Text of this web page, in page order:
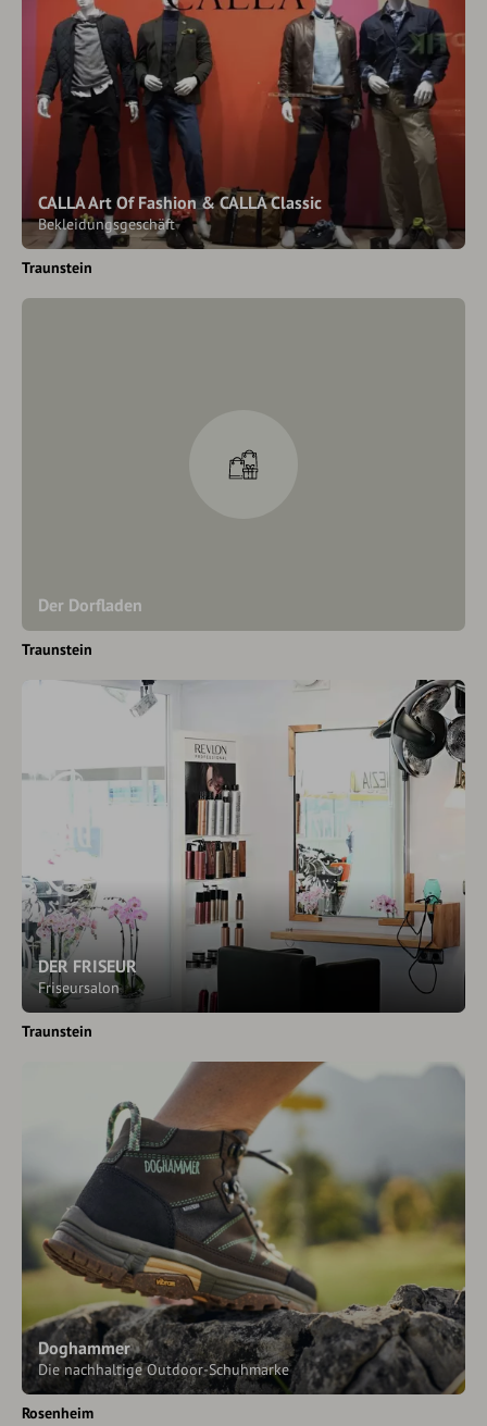
CALLA Art Of Fashion & CALLA Classic
Bekleidungsgeschäft
Traunstein
Der Dorfladen
Traunstein
DER FRISEUR
Friseursalon
Traunstein
Doghammer
Die nachhaltige Outdoor-Schuhmarke
Rosenheim